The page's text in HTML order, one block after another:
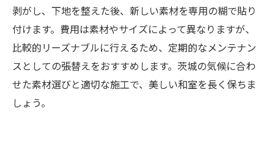
剥がし、下地を整えた後、新しい素材を専用の糊で貼り
付けます。費用は素材やサイズによって異なりますが、
比較的リーズナブルに行えるため、定期的なメンテナン
スとしての張替えをおすすめします。茨城の気候に合わ
せた素材選びと適切な施工で、美しい和室を長く保ちま
しょう。